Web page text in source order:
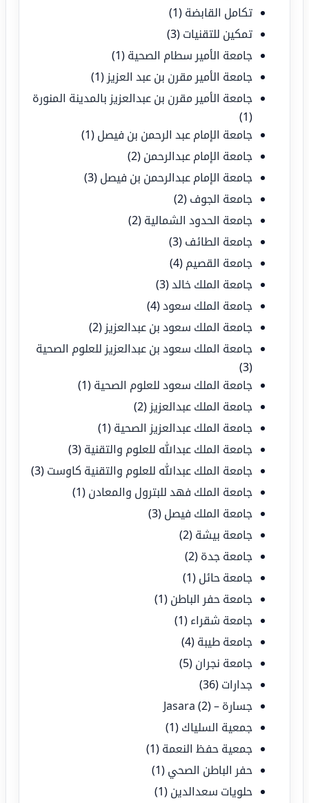
تكامل القابضة (1)
تمكين للتقنيات (3)
جامعة الأمير سطام الصحية (1)
جامعة الأمير مقرن بن عبد العزيز (1)
جامعة الأمير مقرن بن عبدالعزيز بالمدينة المنورة
(1)
جامعة الإمام عبد الرحمن بن فيصل (1)
جامعة الإمام عبدالرحمن (2)
جامعة الإمام عبدالرحمن بن فيصل (3)
جامعة الجوف (2)
جامعة الحدود الشمالية (2)
جامعة الطائف (3)
جامعة القصيم (4)
جامعة الملك خالد(3)
جامعة الملك سعود(4)
جامعة الملك سعود بن عبدالعزيز (2)
جامعة الملك سعود بن عبدالعزيز للعلوم الصحية
(3)
جامعة الملك سعود للعلوم الصحية (1)
جامعة الملك عبدالعزيز (2)
جامعة الملك عبدالعزيز الصحية (1)
جامعة الملك عبدالله للعلوم والتقنية (3)
جامعة الملك عبدالله للعلوم والتقنية كاوست (3)
جامعة الملك فهد للبترول والمعادن (1)
جامعة الملك فيصل (3)
جامعة بيشة (2)
جامعة جدة (2)
جامعة حائل (1)
جامعة حفر الباطن (1)
جامعة شقراء (1)
جامعة طيبة (4)
جامعة نجران (5)
جدارات (36)
جسارة – Jasara(2)
جمعية السلياك (1)
جمعية حفظ النعمة (1)
حفر الباطن الصحي (1)
حلويات سعدالدين (1)